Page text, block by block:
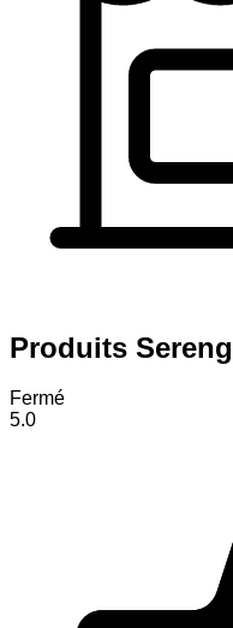
Produits
Fermé
5.0